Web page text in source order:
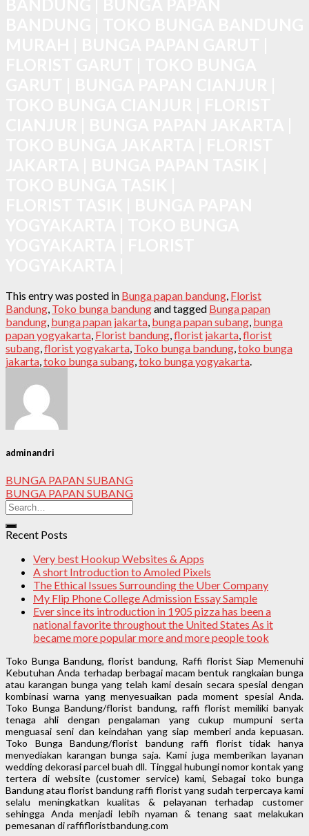
This entry was posted in Bunga papan bandung Florist
Bandung Toko bunga bandungand tagged Bunga papan
bandung bunga papan jakarta bunga papan subang bunga
papan yogyakarta Florist bandung florist jakarta florist
subang florist yogyakarta Toko bunga bandung toko bunga
jakarta toko bunga subang toko bunga yogyakarta
adminandri
BUNGA PAPAN SUBANG
BUNGA PAPAN SUBANG
Recent Posts
Very best Hookup Websites & Apps
A short Introduction to Amoled Pixels
The Ethical Issues Surrounding the Uber Company
My Flip Phone College Admission Essay Sample
Ever since its introduction in 1905 pizza has been a
national favorite throughout the United States As it
became more popular more and more people took
Toko Bunga Bandung, florist bandung, Raffi florist Siap Memenuhi
Kebutuhan Anda terhadap berbagai macam bentuk rangkaian bunga
atau karangan bunga yang telah kami desain secara spesial dengan
kombinasi warna yang menyesuaikan pada moment spesial Anda.
Toko Bunga Bandung/florist bandung, raffi florist memiliki banyak
tenaga ahli dengan pengalaman yang cukup mumpuni serta
menguasai seni dan keindahan yang siap memberi anda kepuasan.
Toko Bunga Bandung/florist bandung raffi florist tidak hanya
menyediakan karangan bunga saja. Kami juga memberikan layanan
wedding dekorasi parcel buah dll. Tinggal hubungi nomor kontak yang
tertera di website (customer service) kami, Sebagai toko bunga
Bandung atau florist bandung raffi florist yang sudah terpercaya kami
selalu meningkatkan kualitas & pelayanan terhadap customer
sehingga Anda menjadi lebih nyaman & tenang saat melakukan
pemesanan di raffifloristbandung.com